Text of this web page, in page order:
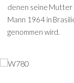
denen seine Mutter
Mann 1964 in
genommen wird.